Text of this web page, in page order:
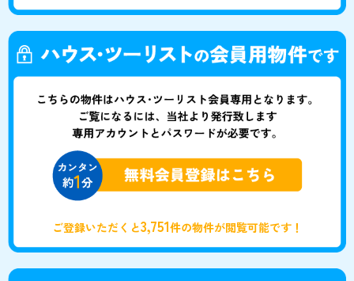
ご登録いただくと3,751件の物件が閲覧可能です！